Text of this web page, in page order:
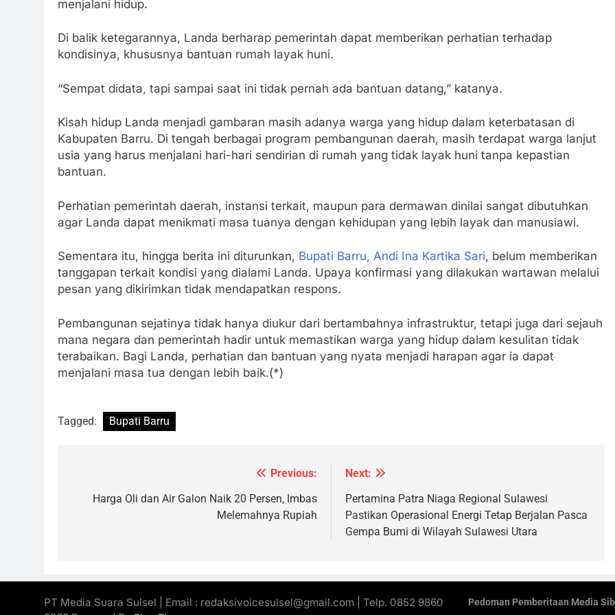
menjalani hidup.
Di balik ketegarannya, Landa berharap pemerintah dapat memberikan perhatian terhadap
kondisinya, khususnya bantuan rumah layak huni.
“Sempat didata, tapi sampai saat ini tidak pernah ada bantuan datang,” katanya.
Kisah hidup Landa menjadi gambaran masih adanya warga yang hidup dalam keterbatasan di
Kabupaten Barru. Di tengah berbagai program pembangunan daerah, masih terdapat warga lanjut
usia yang harus menjalani hari-hari sendirian di rumah yang tidak layak huni tanpa kepastian
bantuan.
Perhatian pemerintah daerah, instansi terkait, maupun para dermawan dinilai sangat dibutuhkan
agar Landa dapat menikmati masa tuanya dengan kehidupan yang lebih layak dan manusiawi.
Sementara itu, hingga berita ini diturunkan, Bupati Barru, Andi Ina Kartika Sari, belum memberikan
tanggapan terkait kondisi yang dialami Landa. Upaya konfirmasi yang dilakukan wartawan melalui
pesan yang dikirimkan tidak mendapatkan respons.
Pembangunan sejatinya tidak hanya diukur dari bertambahnya infrastruktur, tetapi juga dari sejauh
mana negara dan pemerintah hadir untuk memastikan warga yang hidup dalam kesulitan tidak
terabaikan. Bagi Landa, perhatian dan bantuan yang nyata menjadi harapan agar ia dapat
menjalani masa tua dengan lebih baik.(*)
Tagged: Bupati Barru
pos
Previous:
Harga Oli dan Air Galon Naik 20 Persen, Imbas
Melemahnya Rupiah
Next:
Pertamina Patra Niaga Regional Sulawesi
Pastikan Operasional Energi Tetap Berjalan Pasca
Gempa Bumi di Wilayah Sulawesi Utara
PT Media Suara Sulsel | Email : redaksivoicesulsel@gmail.com | Telp. 0852 9860
Pedoman Pemberitaan Media